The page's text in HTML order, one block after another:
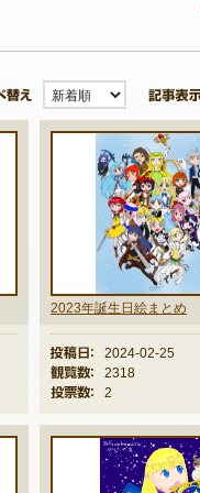
並び替え
2023年誕生日絵まとめ
投稿日：
2024-02-25
観覧数：
2318
投票数：
2